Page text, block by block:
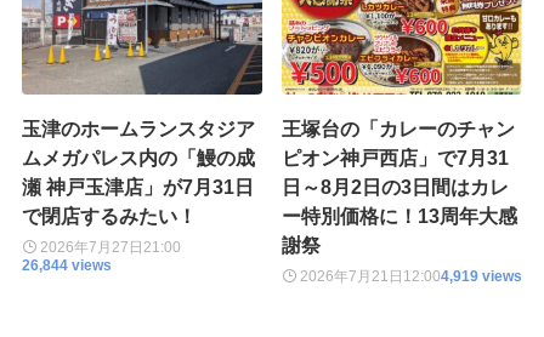
玉津のホームランスタジア
ムメガパレス内の「鰻の成
瀬 神戸玉津店」が7月31日
で閉店するみたい！
2026年7月27日 21:00
26,844 views
王塚台の「カレーのチャン
ピオン神戸西店」で7月31
日～8月2日の3日間はカレ
ー特別価格に！13周年大感
謝祭
2026年7月21日 12:004,919 views